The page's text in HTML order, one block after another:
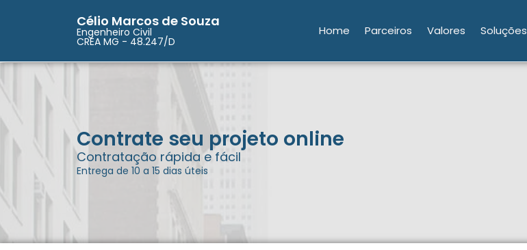
Célio Marcos de Souza
Engenheiro Civil
CREA MG - 48.247/D
Home Parceiros Valores Soluções
Contrate seu projeto online
Contratação rápida e fácil
Entrega de 10 a 15 dias úteis